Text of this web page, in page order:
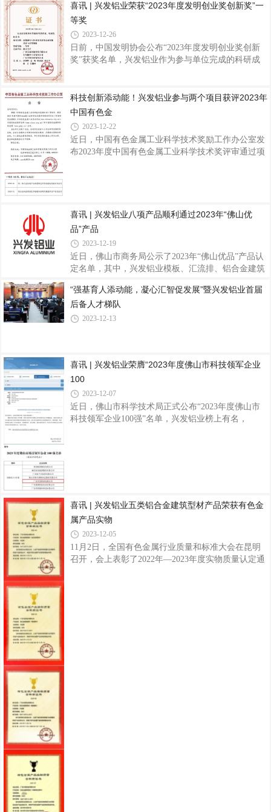
优势企业”、“国家技术创新示范企业”、“国家绿色工
厂”，入选首批广东省战略性产业集群重点
党工委委员、管委会副主任赵晓光，长合区管委会投
促局局长兼贸易促进会会长叶新桥，长兴县泗安镇党
委副书记、镇长杨云强，兴发铝业集团党委书记、董
事长王立，集团领导班子、兴发新材项目团队、长合
区及兴发铝业相关部门领导等出席仪式，共同见证项
兴发新材作为兴发铝业第七大生产基地，成立
喜讯 | 兴发铝业荣获“2023年度发明创业奖创新奖”一
等奖
2023-12-26
日前，中国发明协会公布“2023年度发明创业奖创新
奖”获奖名单，兴发铝业作为参与单位完成的科研成
悉，发明创业奖创新奖是2005年由科技部批准，中国
发明协会设立，旨在奖励为社会经济发展和国防建设
为大力推动自主科技创新奠定雄厚的社会基础。该奖
项是首个为发明家设立的国家最高奖，具备推荐国家
科学技术奖资格，在全国发明创新领域具有广泛的社
科技创新添动能！兴发铝业参与两个项目获评2023年
中国有色金
2023-12-22
近日，中国有色金属工业科学技术奖励工作办公室发
布2023年度中国有色金属工业科学技术奖评审通过项
奖。据了解，“中国有色金属工业科学技术奖”是由中
国有色金属工业协会、中国有色金属学会组织评选和
其专业性、严谨性、公正性得到业内的高度认可，对
展示行业最新成果、推动行业科技发展、培
喜讯 | 兴发铝业八项产品顺利通过2023年“佛山优
品”产品
2023-12-19
近日，佛山市商务局公示了2023年“佛山优品”产品认
定名单，其中，兴发铝业模板、汇流排、铝合金建筑
铝合金建筑型材(喷粉型材)、铝合金建筑型材(电泳涂
漆型材)、浇注式隔热铝合金建筑型材、穿条式隔热
铝合金建筑型材共八项产品顺利通过认定，全部产品
肯定。品质是“名优产品”的生命线，兴发铝业一直以
来高度重视产品质量和服务，通过制定严
“强基育人添动能，凝心汇智促发展”暨兴发铝业首届
后备人才梯队
2023-12-13
喜讯 | 兴发铝业荣膺“2023年度佛山市科技领军企业
100
2023-12-07
近日，佛山市科学技术局正式公布“2023年度佛山市
科技领军企业100强”名单，兴发铝业榜上有名，
方面具有明显优势的50家企业。兴发铝业作为1984年
创立于佛山的铝材行业知名品牌上市企业，始终坚持
喜讯 | 兴发铝业五类铝合金建筑型材产品荣获有色金
属产品实物
2023-12-05
11月2日，全国有色金属行业质量和标准大会在昆明
召开，会上表彰了2022年—2023年度实物质量认定通